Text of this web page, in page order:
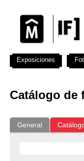
Catálogo de
General
Exposiciones